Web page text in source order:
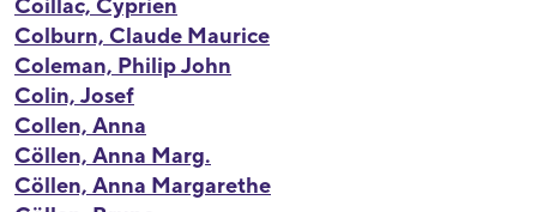
Coillac, Cyprien
Colburn, Claude Maurice
Coleman, Philip John
Colin, Josef
Collen, Anna
Cöllen, Anna Marg.
Cöllen, Anna Margarethe